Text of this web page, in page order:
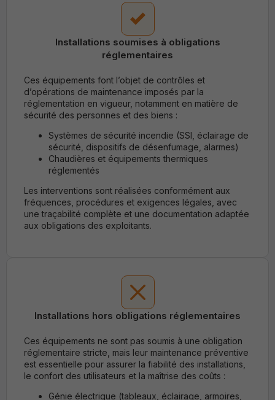
Installations soumises à obligations
réglementaires
Ces équipements font l’objet de contrôles et
d’opérations de maintenance imposés par la
réglementation en vigueur, notamment en matière de
sécurité des personnes et des biens :
Systèmes de sécurité incendie (SSI, éclairage de
sécurité, dispositifs de désenfumage, alarmes)
Chaudières et équipements thermiques
réglementés
Les interventions sont réalisées conformément aux
fréquences, procédures et exigences légales, avec
une traçabilité complète et une documentation adaptée
aux obligations des exploitants.
Installations hors obligations réglementaires
Ces équipements ne sont pas soumis à une obligation
réglementaire stricte, mais leur maintenance préventive
est essentielle pour assurer la fiabilité des installations,
le confort des utilisateurs et la maîtrise des coûts :
Génie électrique (tableaux, éclairage, armoires,
refusez ces
cookies,
certaines
disparaitront
du site.
Marketing
En partageant
vos intérêts et
votre
visite du site,
vous
augmentez vos